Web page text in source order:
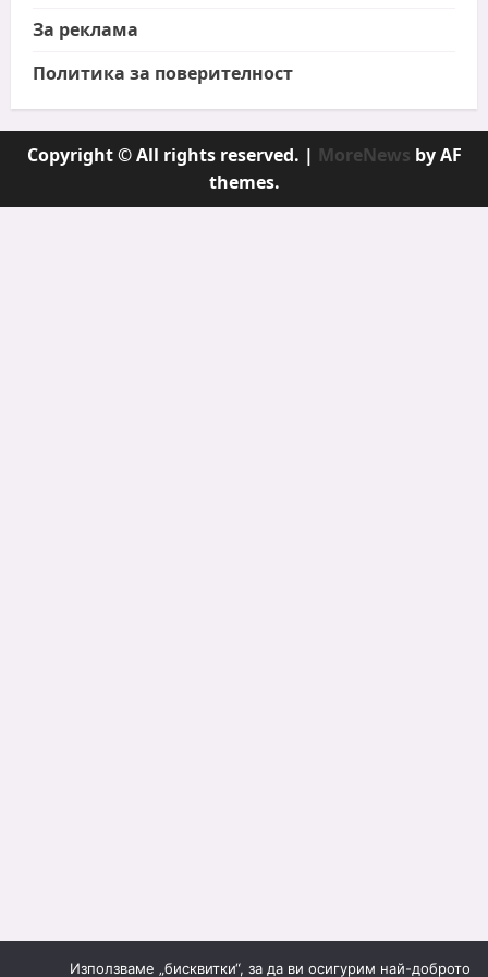
За реклама
Политика за поверителност
Copyright © All rights reserved. | MoreNews by AF
themes.
Използваме „бисквитки“, за да ви осигурим най-доброто